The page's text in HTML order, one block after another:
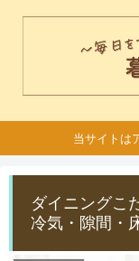
当サイトは
ダイニングこ
冷気・隙間・